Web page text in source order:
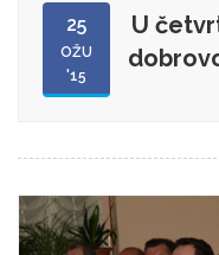
25
OŽU
'15
U